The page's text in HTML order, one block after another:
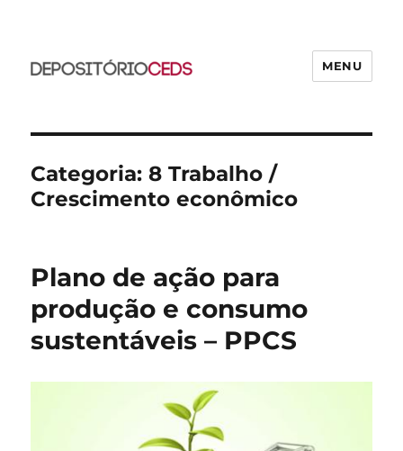
MENU
Categoria:8 Trabalho /
Crescimento econômico
Plano de ação para
produção e consumo
sustentáveis – PPCS